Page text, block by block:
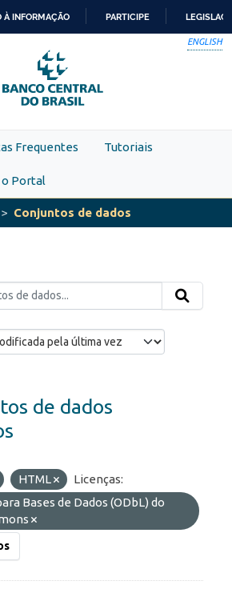
PARA
O
CONTEÚDO
À INFORMAÇÃO PARTICIPE
ENGLISH
Frequentes Tutoriais
Portal
Conjuntos de dados
de dados
HTML
Licenças:
Bases de Dados (ODbL) do